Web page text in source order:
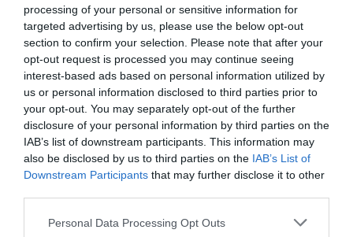
processing of your personal or sensitive information for
targeted advertising by us, please use the below opt-out
section to confirm your selection. Please note that after your
opt-out request is processed you may continue seeing
interest-based ads based on personal information utilized by
us or personal information disclosed to third parties prior to
your opt-out. You may separately opt-out of the further
disclosure of your personal information by third parties on the
IAB’s list of downstream participants. This information may
also be disclosed by us to third parties on the IAB’s List of
Downstream Participants that may further disclose it to other
Personal Data Processing Opt Outs